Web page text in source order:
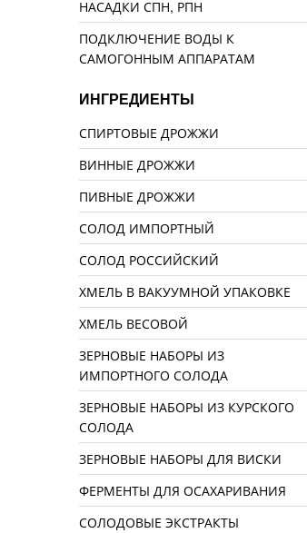
НАСАДКИ СПН, РПН
ПОДКЛЮЧЕНИЕ ВОДЫ К
САМОГОННЫМ АППАРАТАМ
ИНГРЕДИЕНТЫ
СПИРТОВЫЕ ДРОЖЖИ
ВИННЫЕ ДРОЖЖИ
ПИВНЫЕ ДРОЖЖИ
СОЛОД ИМПОРТНЫЙ
СОЛОД РОССИЙСКИЙ
ХМЕЛЬ В ВАКУУМНОЙ УПАКОВКЕ
ХМЕЛЬ ВЕСОВОЙ
ЗЕРНОВЫЕ НАБОРЫ ИЗ
ИМПОРТНОГО СОЛОДА
ЗЕРНОВЫЕ НАБОРЫ ИЗ КУРСКОГО
СОЛОДА
ЗЕРНОВЫЕ НАБОРЫ ДЛЯ ВИСКИ
ФЕРМЕНТЫ ДЛЯ ОСАХАРИВАНИЯ
СОЛОДОВЫЕ ЭКСТРАКТЫ